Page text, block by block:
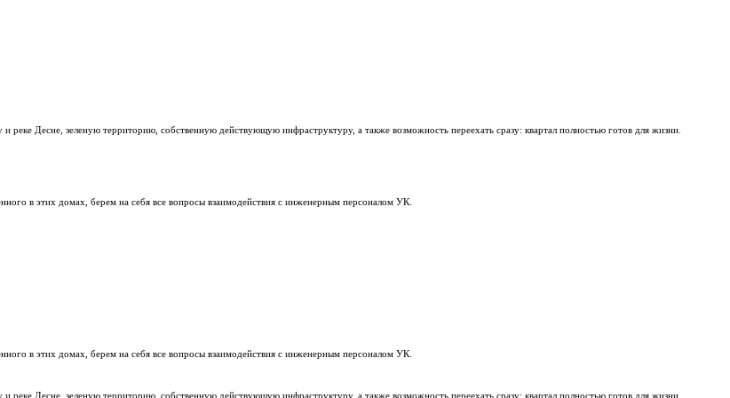
до 14%